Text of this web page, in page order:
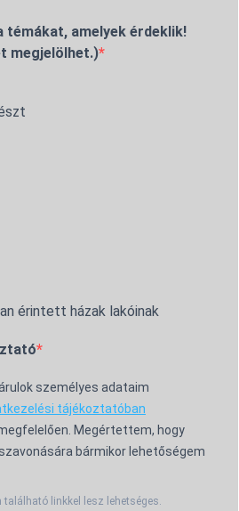
témákat, amelyek érdeklik!
megjelölhet.)
érintett házak lakóinak
személyes adataim
tájékoztatóban
Megértettem, hogy
bármikor lehetőségem
linkkel lesz lehetséges.